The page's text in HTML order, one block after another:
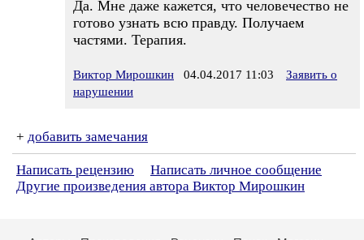
Да. Мне даже кажется, что человечество не
готово узнать всю правду. Получаем
частями. Терапия.
Виктор Мирошкин 04.04.2017 11:03
Заявить о
нарушении
+ добавить замечания
Написать рецензию
Написать личное сообщение
Другие произведения автора Виктор Мирошкин